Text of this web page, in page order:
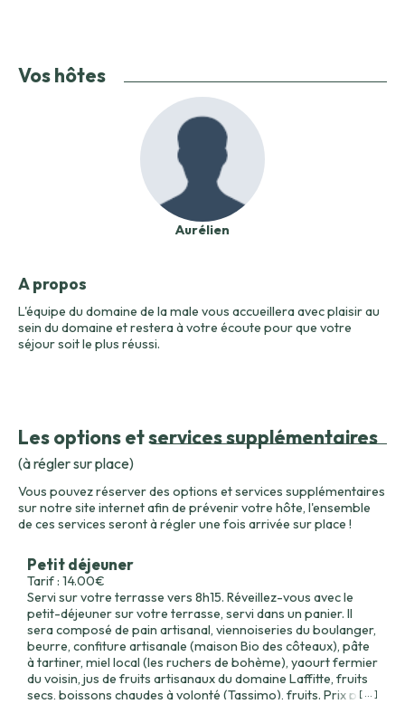
Vos hôtes
Aurélien
A propos
L'équipe du domaine de la male vous accueillera avec plaisir au
sein du domaine et restera à votre écoute pour que votre
séjour soit le plus réussi.
Les options et services supplémentaires
(à régler sur place)
Vous pouvez réserver des options et services supplémentaires
sur notre site internet afin de prévenir votre hôte, l'ensemble
de ces services seront à régler une fois arrivée sur place !
Petit déjeuner
Tarif : 14.00€
Servi sur votre terrasse vers 8h15. Réveillez-vous avec le
petit-déjeuner sur votre terrasse, servi dans un panier. Il
sera composé de pain artisanal, viennoiseries du boulanger,
beurre, confiture artisanale (maison Bio des côteaux), pâte
à tartiner, miel local (les ruchers de bohème), yaourt fermier
du voisin, jus de fruits artisanaux du domaine Laffitte, fruits
secs, boissons chaudes à volonté (Tassimo), fruits. Prix par[ ... ]